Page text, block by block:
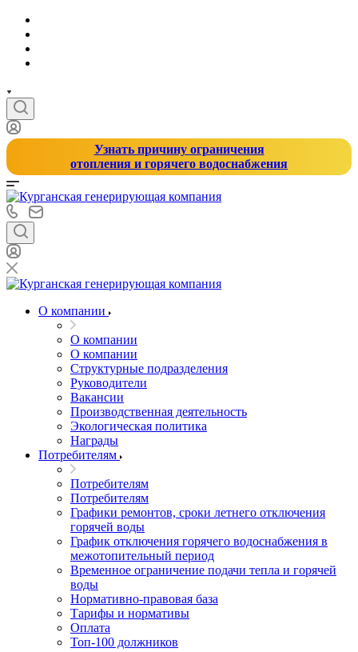
Узнать причину ограничения
отопления и горячего водоснабжения
О компании
О компании
О компании
Структурные подразделения
Руководители
Вакансии
Производственная деятельность
Экологическая политика
Награды
Потребителям
Потребителям
Потребителям
Графики ремонтов, сроки летнего отключения
горячей воды
График отключения горячего водоснабжения в
межотопительный период
Временное ограничение подачи тепла и горячей
воды
Нормативно-правовая база
Тарифы и нормативы
Оплата
Топ-100 должников